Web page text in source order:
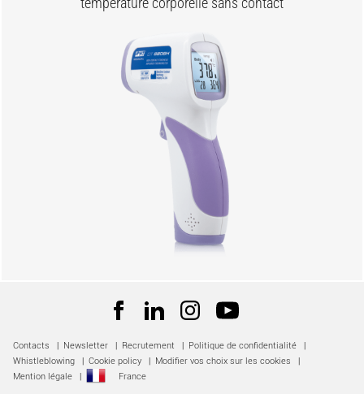
Contacts | Newsletter | Recrutement | Politique de confidentialité
|
Whistleblowing
| Cookie policy | Modifier vos choix sur les cookies
|
Mention légale
| France